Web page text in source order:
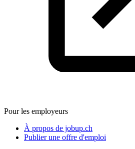
Pour les employeurs
À propos de jobup.ch
Publier une offre d'emploi